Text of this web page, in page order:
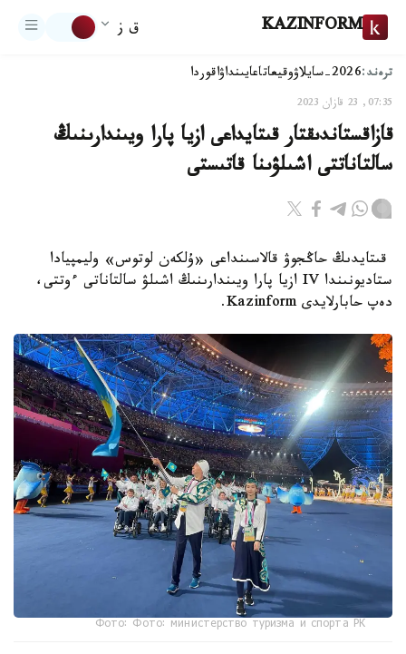
KAZINFORM ق ز
ترەند:2026-سايلاۋ وقيعاتاعايىنداۋاقوردا
07:35, 23 قازان 2023
قازاقستاندىقتار قىتايداعى ازيا پارا ويىندارىنىڭ
سالتاناتتى اشىلۋىنا قاتىستى
قىتايدىڭ حاڭجوۋ قالاسىنداعى «ۇلكەن لوتوس» وليمپيادا
ستاديونىندا IV ازيا پارا ويىندارىنىڭ اشىلۋ سالتاناتى ءوتتى،
دەپ حابارلايدى Kazinform.
Фото: Фото: министерство туризма и спорта РК